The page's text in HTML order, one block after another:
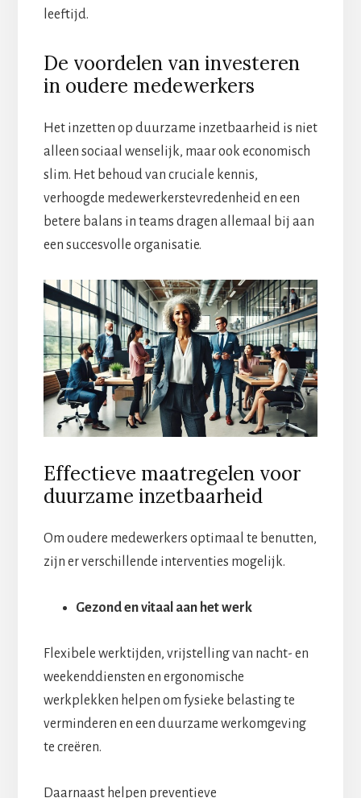
leeftijd.
De voordelen van investeren
in oudere medewerkers
Het inzetten op duurzame inzetbaarheid is niet
alleen sociaal wenselijk, maar ook economisch
slim. Het behoud van cruciale kennis,
verhoogde medewerkerstevredenheid en een
betere balans in teams dragen allemaal bij aan
een succesvolle organisatie.
Effectieve maatregelen voor
duurzame inzetbaarheid
Om oudere medewerkers optimaal te benutten,
zijn er verschillende interventies mogelijk.
Gezond en vitaal aan het werk
Flexibele werktijden, vrijstelling van nacht- en
weekenddiensten en ergonomische
werkplekken helpen om fysieke belasting te
verminderen en een duurzame werkomgeving
te creëren.
Daarnaast helpen preventieve